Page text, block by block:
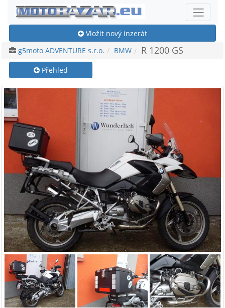
Vložit nový inzerát
g5moto ADVENTURE s.r.o.
BMW R 1200 GS
Přehled